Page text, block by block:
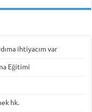
ihtiyacım var
Eğitimi
hk.